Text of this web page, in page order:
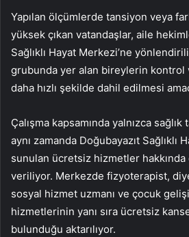
Yapılan ölçümlerde tansiyon veya
yüksek çıkan vatandaşlar, aile
Sağlıklı Hayat Merkezi’ne
grubunda yer alan bireylerin kontrol
daha hızlı şekilde dahil edilmesi
Çalışma kapsamında yalnızca sağlık
aynı zamanda Doğubayazıt Sağlıklı
sunulan ücretsiz hizmetler
veriliyor. Merkezde fizyoterapist,
sosyal hizmet uzmanı ve çocuk
hizmetlerinin yanı sıra ücretsiz
bulunduğu aktarılıyor.